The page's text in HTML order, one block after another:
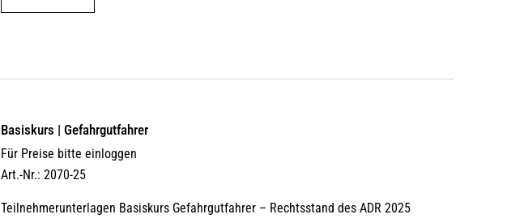
Basiskurs | Gefahrgutfahrer
Für Preise bitte einloggen
Art.-Nr.: 2070-25
Teilnehmerunterlagen Basiskurs Gefahrgutfahrer – Rechtsstand des ADR 2025